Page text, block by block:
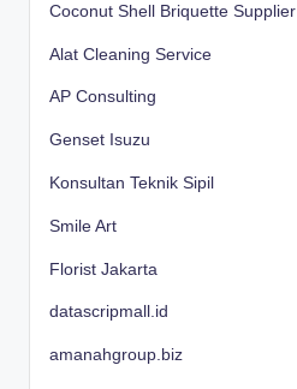
Coconut Shell Briquette Supplier
Alat Cleaning Service
AP Consulting
Genset Isuzu
Konsultan Teknik Sipil
Smile Art
Florist Jakarta
datascripmall.id
amanahgroup.biz